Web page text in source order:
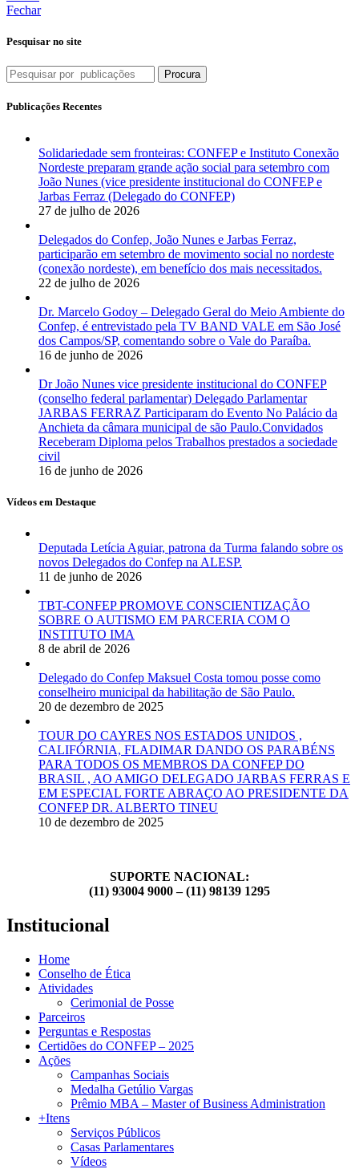
Fechar
Pesquisar no site
Procura
Publicações Recentes
Solidariedade sem fronteiras: CONFEP e Instituto Conexão
Nordeste preparam grande ação social para setembro com
João Nunes (vice presidente institucional do CONFEP e
Jarbas Ferraz (Delegado do CONFEP)
27 de julho de 2026
Delegados do Confep, João Nunes e Jarbas Ferraz,
participarão em setembro de movimento social no nordeste
(conexão nordeste), em benefício dos mais necessitados.
22 de julho de 2026
Dr. Marcelo Godoy – Delegado Geral do Meio Ambiente do
Confep, é entrevistado pela TV BAND VALE em São José
dos Campos/SP, comentando sobre o Vale do Paraíba.
16 de junho de 2026
Dr João Nunes vice presidente institucional do CONFEP
(conselho federal parlamentar) Delegado Parlamentar
JARBAS FERRAZ Participaram do Evento No Palácio da
Anchieta da câmara municipal de são Paulo.Convidados
Receberam Diploma pelos Trabalhos prestados a sociedade
civil
16 de junho de 2026
Vídeos em Destaque
Deputada Letícia Aguiar, patrona da Turma falando sobre os
novos Delegados do Confep na ALESP.
11 de junho de 2026
TBT-CONFEP PROMOVE CONSCIENTIZAÇÃO
SOBRE O AUTISMO EM PARCERIA COM O
INSTITUTO IMA
8 de abril de 2026
Delegado do Confep Maksuel Costa tomou posse como
conselheiro municipal da habilitação de São Paulo.
20 de dezembro de 2025
TOUR DO CAYRES NOS ESTADOS UNIDOS ,
CALIFÓRNIA, FLADIMAR DANDO OS PARABÉNS
PARA TODOS OS MEMBROS DA CONFEP DO
BRASIL , AO AMIGO DELEGADO JARBAS FERRAS E
EM ESPECIAL FORTE ABRAÇO AO PRESIDENTE DA
CONFEP DR. ALBERTO TINEU
10 de dezembro de 2025
SUPORTE NACIONAL:
(11) 93004 9000 – (11) 98139 1295
Institucional
Home
Conselho de Ética
Atividades
Cerimonial de Posse
Parceiros
Perguntas e Respostas
Certidões do CONFEP – 2025
Ações
Campanhas Sociais
Medalha Getúlio Vargas
Prêmio MBA – Master of Business Administration
+Itens
Serviços Públicos
Casas Parlamentares
Vídeos